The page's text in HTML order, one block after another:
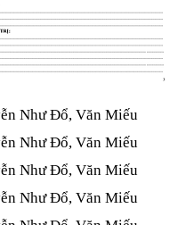
Như Đổ, Văn Miếu​​​​
Như Đổ, Văn Miếu​​​​
Như Đổ, Văn Miếu​​​​
Như Đổ, Văn Miếu​​​​